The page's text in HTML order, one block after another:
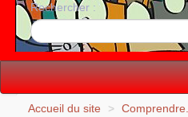
Rechercher :
Vie politique
Accueil du site > Comprendre...